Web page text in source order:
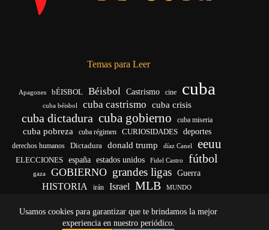
Usamos cookies para garantizar que te brindamos la mejor
experiencia en nuestro periódico.
Temas para Leer
Apagones bÉISBOL Béisbol Castrismo cine cuba
cuba béisbol cuba castrismo cuba crisis
cuba dictadura cuba gobierno cuba miseria
cuba pobreza cuba régimen CURIOSIDADES deportes
derechos humanos Dictadura donald trump díaz Canel eeuu
ELECCIONES españa estados unidos Fidel Castro fútbol
gaza GOBIERNO grandes ligas Guerra
HISTORIA irán Israel MLB MUNDO
Rusia
régimen cubano Trump Ucrania venezuela vida yankees